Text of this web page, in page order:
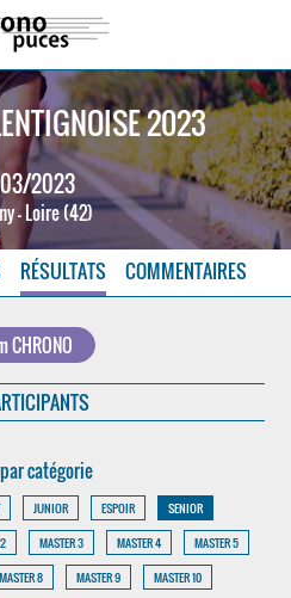
2023
2023
- Loire (42)
RÉSULTATS COMMENTAIRES
CHRONO
catégorie
JUNIOR ESPOIR
SENIOR
MASTER 3 MASTER 4
MASTER 5
MASTER 8 MASTER 9 MASTER 10